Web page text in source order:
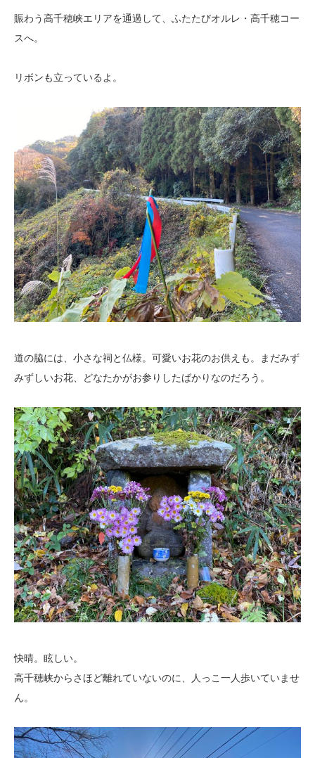
賑わう高千穂峡エリアを通過して、ふたたびオルレ・高千穂コー
スへ。
リボンも立っているよ。
道の脇には、小さな祠と仏様。可愛いお花のお供えも。まだみず
みずしいお花、どなたかがお参りしたばかりなのだろう。
快晴。眩しい。
高千穂峡からさほど離れていないのに、人っこ一人歩いていませ
ん。